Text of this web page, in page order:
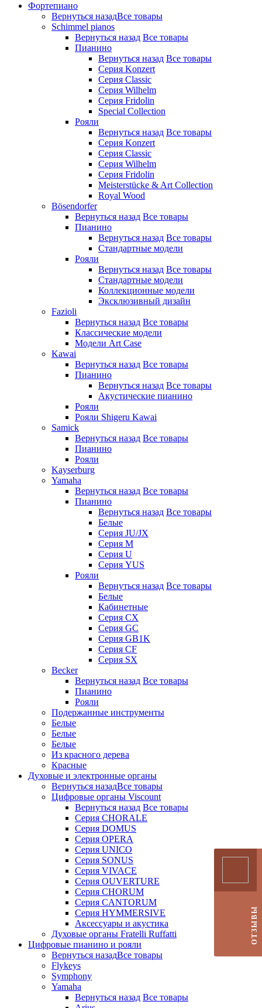
Фортепиано
Вернуться назадВсе товары
Schimmel pianos
Вернуться назад Все товары
Пианино
Вернуться назад Все товары
Серия Konzert
Серия Classic
Серия Wilhelm
Серия Fridolin
Special Collection
Рояли
Вернуться назад Все товары
Серия Konzert
Серия Classic
Серия Wilhelm
Серия Fridolin
Meisterstücke & Art Collection
Royal Wood
Bösendorfer
Вернуться назад Все товары
Пианино
Вернуться назад Все товары
Стандартные модели
Рояли
Вернуться назад Все товары
Стандартные модели
Коллекционные модели
Эксклюзивный дизайн
Fazioli
Вернуться назад Все товары
Классические модели
Модели Art Case
Kawai
Вернуться назад Все товары
Пианино
Вернуться назад Все товары
Акустические пианино
Рояли
Рояли Shigeru Kawai
Samick
Вернуться назад Все товары
Пианино
Рояли
Kayserburg
Yamaha
Вернуться назад Все товары
Пианино
Вернуться назад Все товары
Белые
Серия JU/JX
Серия M
Серия U
Серия YUS
Рояли
Вернуться назад Все товары
Белые
Кабинетные
Серия CX
Серия GC
Серия GB1K
Серия CF
Серия SX
Becker
Вернуться назад Все товары
Пианино
Рояли
Подержанные инструменты
Белые
Белые
Белые
Из красного дерева
Красные
Духовые и электронные органы
Вернуться назадВсе товары
Цифровые органы Viscount
Вернуться назад Все товары
Серия CHORALE
Серия DOMUS
Серия OPERA
Серия UNICO
Серия SONUS
Серия VIVACE
Серия OUVERTURE
Серия CHORUM
Серия CANTORUM
Серия HYMMERSIVE
Аксессуары и акустика
Духовые органы Fratelli Ruffatti
Цифровые пианино и рояли
Вернуться назадВсе товары
Flykeys
Symphony
Yamaha
Вернуться назад Все товары
ОТЗЫВЫ